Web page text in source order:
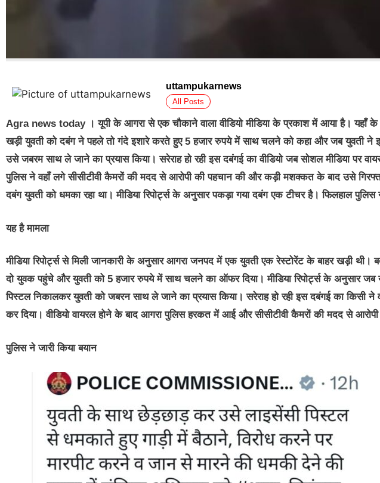
uttampukarnews
All Posts
Agra news today । यूपी के आगरा से एक चौकाने वाला वीडियो मीडिया के प्रकाश में आया है। यहाँ के
खड़ी युवती को दबंग ने पहले तो गंदे इशारे करते हुए 5 हजार रुपये में साथ चलने को कहा और जब युवती ने
उसे जबरम साथ ले जाने का प्रयास किया। सरेराह हो रही इस दबंगई का वीडियो जब सोशल मीडिया पर
पुलिस ने वहाँ लगे सीसीटीवी कैमरों की मदद से आरोपी की पहचान की और कड़ी मशक्कत के बाद उसे
दबंग युवती को धमका रहा था। मीडिया रिपोर्ट्स के अनुसार पकड़ा गया दबंग एक टीचर है। फिलहाल
यह है मामला
मीडिया रिपोर्ट्स से मिली जानकारी के अनुसार आगरा जनपद में एक युवती एक रेस्टोरेंट के बाहर खड़ी थी।
दो युवक पहुंचे और युवती को 5 हजार रुपये में साथ चलने का ऑफर दिया। मीडिया रिपोर्ट्स के अनुसार
पिस्टल निकालकर युवती को जबरन साथ ले जाने का प्रयास किया। सरेराह हो रही इस दबंगई का किसी ने
कर दिया। वीडियो वायरल होने के बाद आगरा पुलिस हरकत में आई और सीसीटीवी कैमरों की मदद से आरोपी
पुलिस ने जारी किया बयान